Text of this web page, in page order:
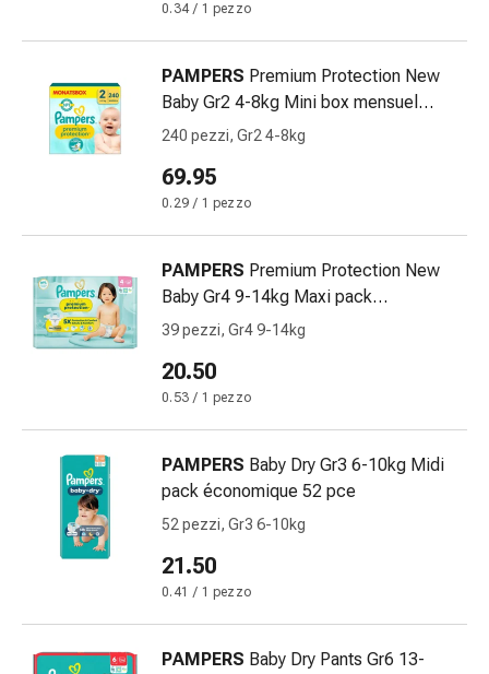
cutanee
Bende
elastiche
Compresse
piegate
Medicazioni
Cerotti
fissaggio
Strisce
garza
Bendaggi
compressivi
Cerotti
Bende,
nastri
0.34 / 1 pezzo
PAMPERS Premium Protection New
Baby Gr2 4-8kg Mini box mensuel
carton 240 pce
240 pezzi, Gr2 4-8kg
69.95
0.29 / 1 pezzo
PAMPERS Premium Protection New
Baby Gr4 9-14kg Maxi pack
économique 39 pce
39 pezzi, Gr4 9-14kg
20.50
0.53 / 1 pezzo
PAMPERS Baby Dry Gr3 6-10kg Midi
pack économique 52 pce
52 pezzi, Gr3 6-10kg
21.50
0.41 / 1 pezzo
PAMPERS Baby Dry Pants Gr6 13-